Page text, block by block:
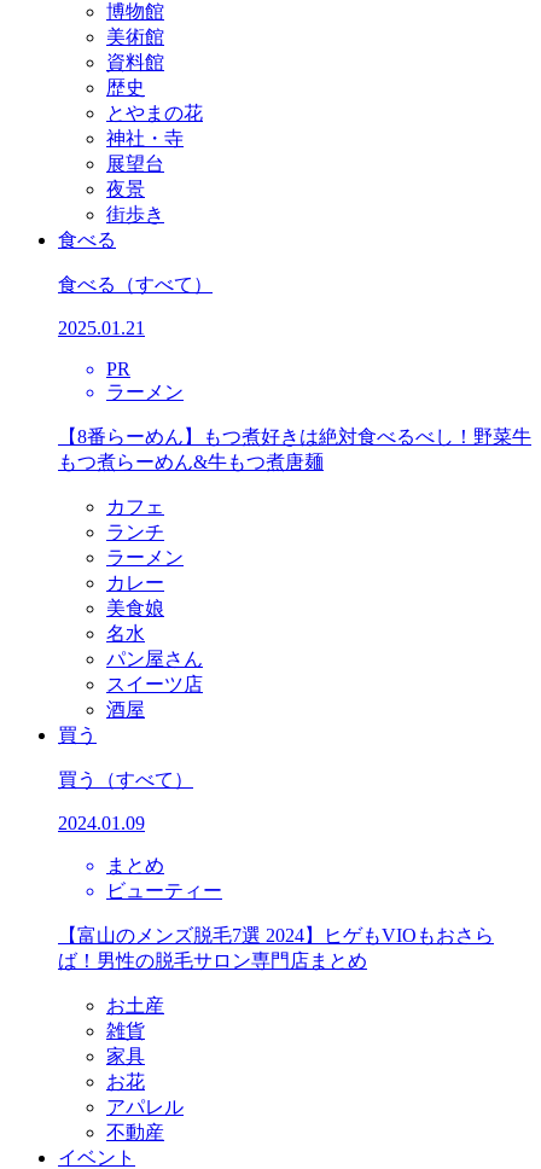
博物館
美術館
資料館
歴史
とやまの花
神社・寺
展望台
夜景
街歩き
食べる
食べる （すべて）
2025.01.21
PR
ラーメン
【8番らーめん】もつ煮好きは絶対食べるべし！野菜牛
もつ煮らーめん&牛もつ煮唐麺
カフェ
ランチ
ラーメン
カレー
美食娘
名水
パン屋さん
スイーツ店
酒屋
買う
買う （すべて）
2024.01.09
まとめ
ビューティー
【富山のメンズ脱毛7選 2024】ヒゲもVIOもおさら
ば！男性の脱毛サロン専門店まとめ
お土産
雑貨
家具
お花
アパレル
不動産
イベント